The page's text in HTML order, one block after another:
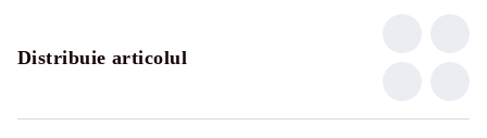
Distribuie articolul